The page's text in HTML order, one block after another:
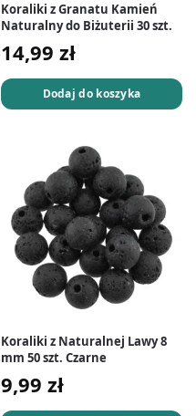
Koraliki z Granatu Kamień
Naturalny do Biżuterii 30 szt.
14,99 zł
Dodaj do koszyka
Koraliki z Naturalnej Lawy 8
mm 50 szt. Czarne
9,99 zł